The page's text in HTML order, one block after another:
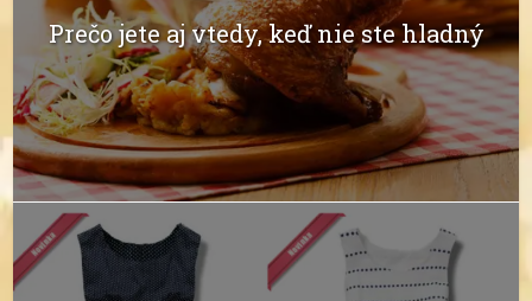
Prečo jete aj vtedy, keď nie ste hladný